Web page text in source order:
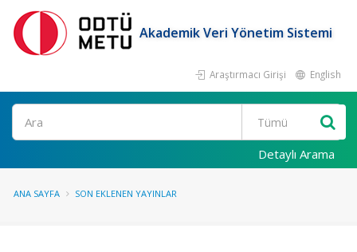
Akademik Veri Yönetim Sistemi
Araştırmacı Girişi English
Ara
Detaylı Arama
ANA SAYFA SON EKLENEN YAYINLAR